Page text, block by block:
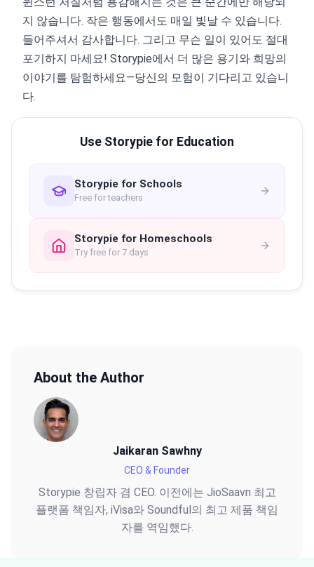
지 않습니다. 작은 행동에서도 매일 빛날 수 있습니다.
들어주셔서 감사합니다. 그리고 무슨 일이 있어도 절대
포기하지 마세요! Storypie에서 더 많은 용기와 희망의
이야기를 탐험하세요—당신의 모험이 기다리고 있습니
다.
Use Storypie for Education
Storypie for Schools
Free for teachers
Storypie for Homeschools
Try free for 7 days
About the Author
Jaikaran Sawhny
CEO & Founder
Storypie 창립자 겸 CEO. 이전에는 JioSaavn 최고
플랫폼 책임자, iVisa와 Soundful의 최고 제품 책임
자를 역임했다.